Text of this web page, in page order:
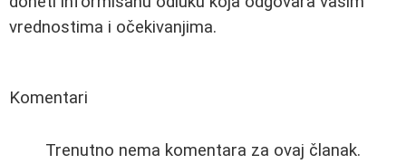
vrednostima i očekivanjima.
Komentari
Trenutno nema komentara za ovaj članak.